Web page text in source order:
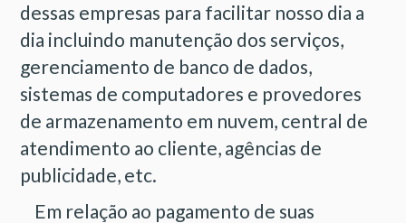
dessas empresas para facilitar nosso dia a
dia incluindo manutenção dos serviços,
gerenciamento de banco de dados,
sistemas de computadores e provedores
de armazenamento em nuvem, central de
atendimento ao cliente, agências de
publicidade, etc.
Em relação ao pagamento de suas